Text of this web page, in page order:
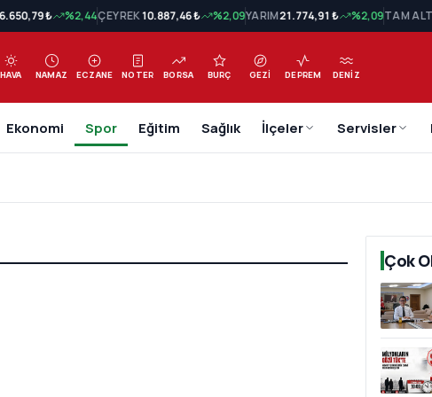
6.650,79 ₺ %2,44ÇEYREK10.887,46 ₺ %2,09YARIM21.774,91 ₺ %2,09TAM
HAVA NAMAZ ECZANE NOTER BORSA BURÇ GEZI DEPREM DENIZ
Ekonomi Spor Eğitim Sağlık İlçeler Servisler
Çok